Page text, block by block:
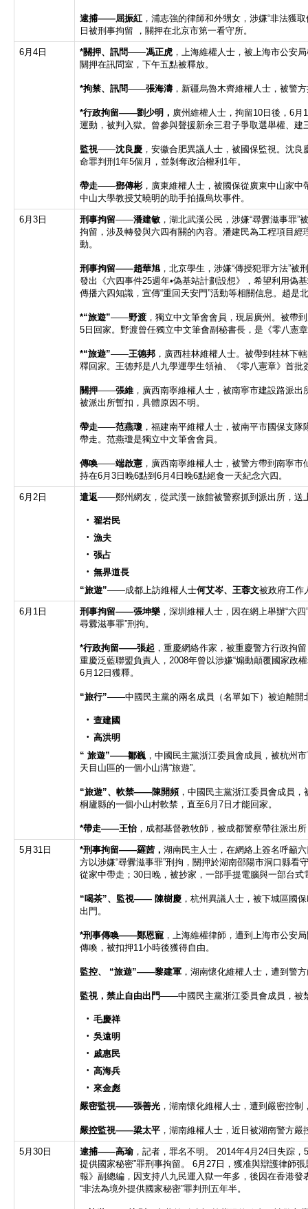
逮捕——屈振紅，浦志強的律師和外甥女，涉嫌“非法獲
日被刑事拘留 ，關押在北京市第一看守所。
6月4日 *關押、訊問——馮正虎，上海維權人士，被上海市公安
關押在訊問室，下午五點被釋放。
*拘禁、訊問——張海濤，新疆烏魯木齊維權人士，被警
*行政拘留——劉少明， 廣州維權人士，拘留10日後，6月
運動，被判入獄。曾參與聲援新余三君子爭取選舉權、建
監視——沈良慶，安徽合肥異議人士，被國保監視。沈良
命罪判刑1年5個月，並剝奪政治權利1年。
帶走——鄧傳彬，廣東維權人士，被國保從廣東中山家中
中山大學教授艾曉明的助手拍攝烏坎事件。
6月3日 刑事拘留——潘建敏，湖北武漢公民，涉嫌“尋釁滋事罪”
拘留，涉及轉發與六四有關的內容。潘建民為工程項目經
動。
刑事拘留——趙華旭，北京學生，涉嫌“傳授犯罪方法”被
發出《六四事件25週年•偽基站計劃設想》，希望利用偽
傳播六四知識，宣傳“重回天安門”活動等相關信息。趙是
*“旅遊”——野渡，獨立中文筆會會員，現居廣州。被帶
5日回家。野渡曾任獨立中文筆會副秘書長，是《零八憲
*“旅遊”——王德邦，廣西桂林維權人士。被帶到桂林下
釋回家。王德邦是八九學運學生領袖、《零八憲章》首批
關押——張維，廣西南寧維權人士，被南寧市建設路派出
被派出所暫扣，具體原因不明。
帶走——范燕瓊 ，福建南平維權人士，被南平市國保支
帶走。范燕瓊是獨立中文筆會會員。
傳喚——端啟憲，廣西南寧維權人士，被警方帶到南寧市
持在6月3日晚6點到6月4日晚6點絕食一天紀念六四。
6月2日 遣返——鄭州網友，從武漢一旅館被警察抓到派出所，送
翟岩民
漁夫
張占
無界道長
“旅遊”——成都上訪維權人士何艾岑、王蓉文被政府工作
6月1日 刑事拘留——張坤樂，深圳維權人士，因在網上舉辦“六
尋釁滋事罪”刑拘。
*行政拘留——張起，重慶網絡作家，被重慶警方行政拘
重慶泛藍聯盟負責人，2008年曾以涉嫌“煽動顛覆國家政
6月12日獲釋。
“旅行”——中國民主黨的兩名成員（名單如下）被迫離開
查建國
高洪明
“ 旅遊”——鄒巍，中國民主黨浙江委員會成員，被杭州
天目山區的一個小山溝“旅遊”。
“旅遊”、軟禁——陳開頻，中國民主黨浙江委員會成員
桐廬縣的一個小山村軟禁，直至6月7日才能回家。
*帶走——王怡，成都基督教牧師，被成都警察帶往派出
5月31日 *刑事拘留——羅茜， 湖南民主人士，在網絡上簽名呼籲
方以涉嫌“尋釁滋事罪”刑拘，關押於湖南邵陽市洞口縣看
從家中帶走；30日晚，被抄家，一部手提電腦與一部台式
“喝茶”、監視—— 陳樹慶，杭州異議人士，被下城區國
出門。
*刑事傳喚——鄭恩寵，上海維權律師，遭到上海市公安
傳喚，被扣押11小時後獲得自由。
監控、 “旅遊”——黎建軍，湖南懷化維權人士，遭到警
監視，禁止自由出門——中國民主黨浙江委員會成員，被
毛慶祥
吳遠明
戚惠民
高海兵
來金彪
嚴密監視——張善光，湖南懷化維權人士，遭到嚴密控制
嚴控監視——梁太平，湖南維權人士，近日被湖南警方嚴
5月30日 逮捕——高瑜，記者，罪名不明。 2014年4月24日失踪，
提供國家秘密”罪刑事拘留。 6月27日，獲准與辯護律師
報》副總編，因支持八九民運入獄一年多，後因在香港發
“非法為境外提供國家秘密”罪判刑五年半。